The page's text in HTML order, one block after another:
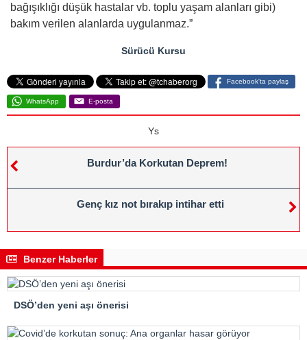
bağışıklığı düşük hastalar vb. toplu yaşam alanları gibi)
bakım verilen alanlarda uygulanmaz.”
Sürücü Kursu
Facebook'ta paylaş
WhatsApp E-posta
Ys
Burdur’da Korkutan Deprem!
Genç kız not bırakıp intihar etti
Benzer Haberler
DSÖ’den yeni aşı önerisi